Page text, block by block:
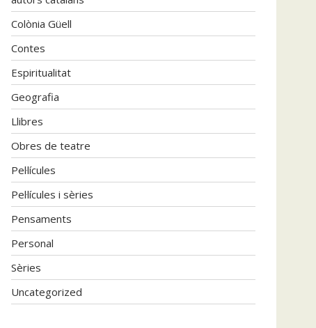
Colònia Güell
Contes
Espiritualitat
Geografia
Llibres
Obres de teatre
Pel·lícules
Pel·lícules i sèries
Pensaments
Personal
Sèries
Uncategorized